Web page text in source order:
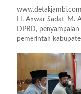
H. Anwar Sadat, M.
DPRD,
pemerintah